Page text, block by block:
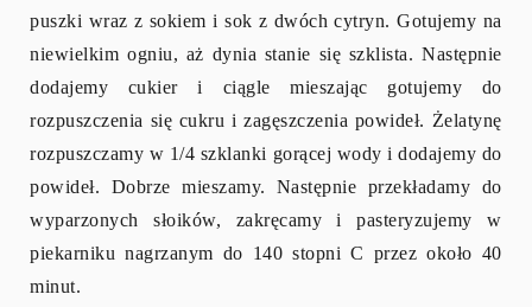
puszki wraz z sokiem i sok z dwóch cytryn. Gotujemy na
niewielkim ogniu, aż dynia stanie się szklista. Następnie
dodajemy cukier i ciągle mieszając gotujemy do
rozpuszczenia się cukru i zagęszczenia powideł. Żelatynę
rozpuszczamy w 1/4 szklanki gorącej wody i dodajemy do
powideł. Dobrze mieszamy. Następnie przekładamy do
wyparzonych słoików, zakręcamy i pasteryzujemy w
piekarniku nagrzanym do 140 stopni C przez około 40
minut.